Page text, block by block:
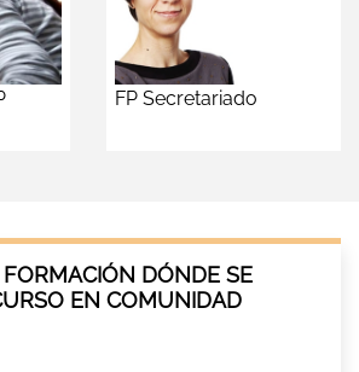
FP Secretariado
DÓNDE SE
EN COMUNIDAD